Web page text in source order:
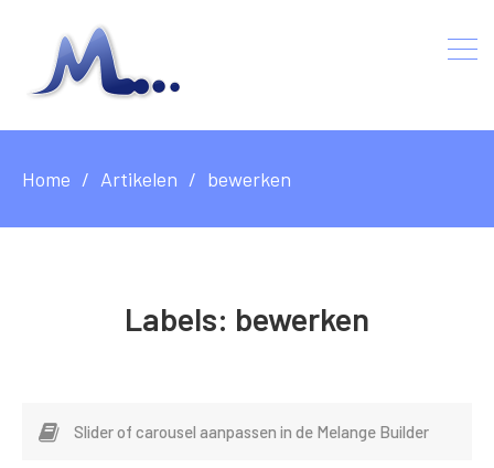
Home Artikelen bewerken
Labels: bewerken
Slider of carousel aanpassen in de Melange Builder